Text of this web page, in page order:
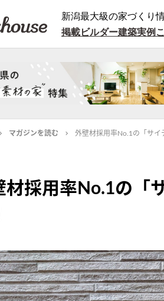
新潟最大級の家づくり
掲載ビルダー建築実例
マガジンを読む 外壁材採用率No.1の「サイ
材採用率No.1の「